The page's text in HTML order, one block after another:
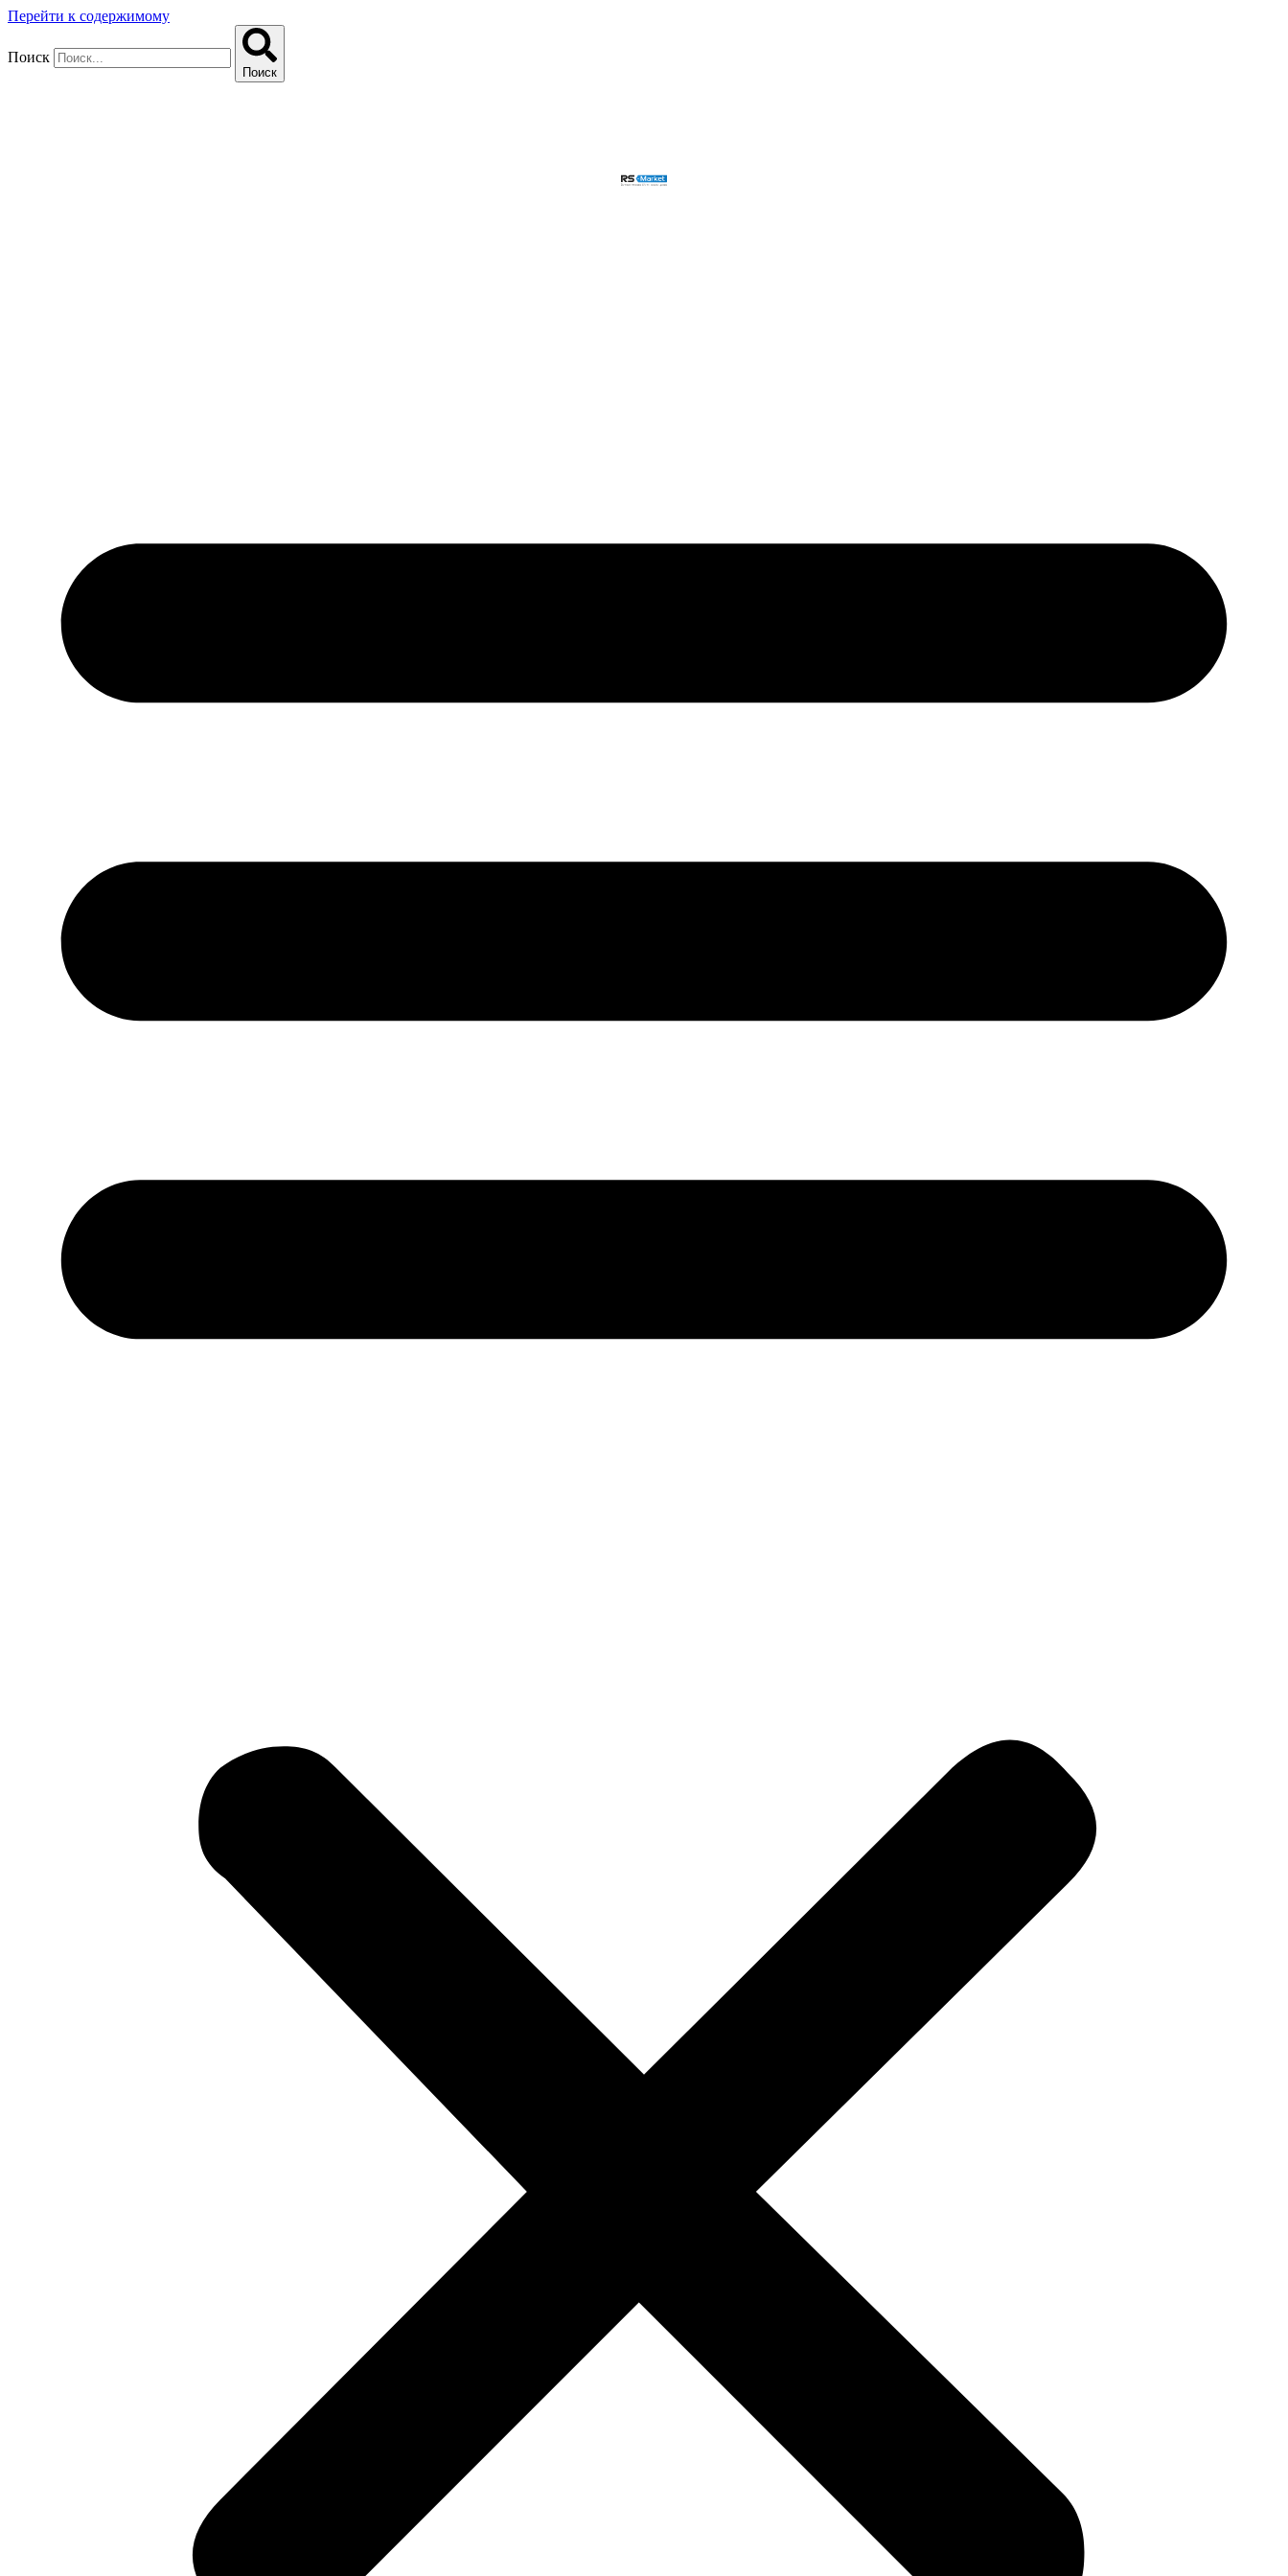
Перейти к содержимому
Поиск
Поиск